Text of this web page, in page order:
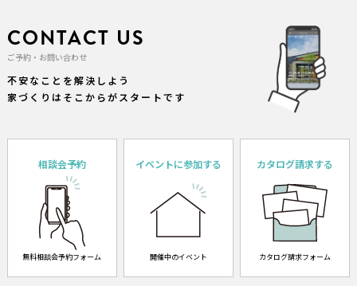
CONTACT US
ご予約・お問い合わせ
不安なことを解決しよう
家づくりはそこからがスタートです
相談会予約
無料相談会予約フォーム
イベントに参加する
開催中のイベント
カタログ請求する
カタログ請求フォーム